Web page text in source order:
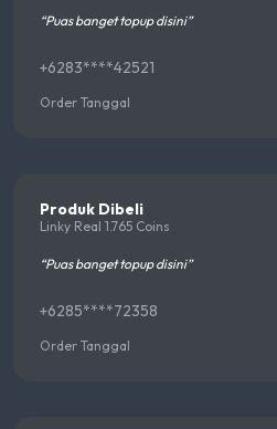
“Puas banget topup disini”
+6283****42521
Order Tanggal
Produk Dibeli
Linky Real 1.765 Coins
“Puas banget topup disini”
+6285****72358
Order Tanggal